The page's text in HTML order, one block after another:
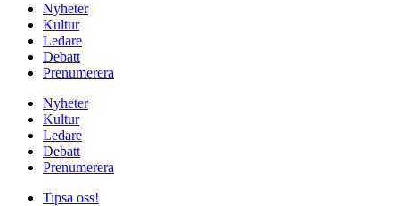
Nyheter
Kultur
Ledare
Debatt
Prenumerera
Nyheter
Kultur
Ledare
Debatt
Prenumerera
Tipsa oss!